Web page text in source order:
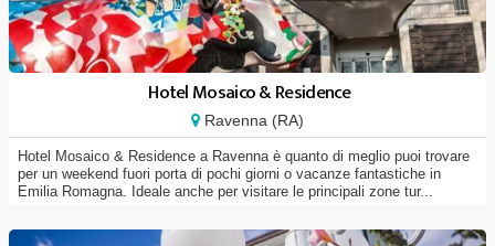
Hotel Mosaico & Residence
Ravenna (RA)
Hotel Mosaico & Residence a Ravenna è quanto di meglio puoi trovare
per un weekend fuori porta di pochi giorni o vacanze fantastiche in
Emilia Romagna. Ideale anche per visitare le principali zone tur...